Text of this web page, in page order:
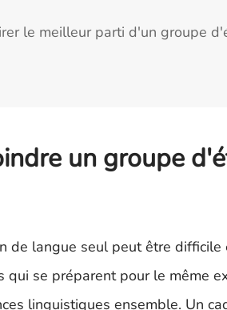
le meilleur parti d'un groupe
un groupe
de langue seul peut être
qui se préparent pour le même
linguistiques ensemble. Un